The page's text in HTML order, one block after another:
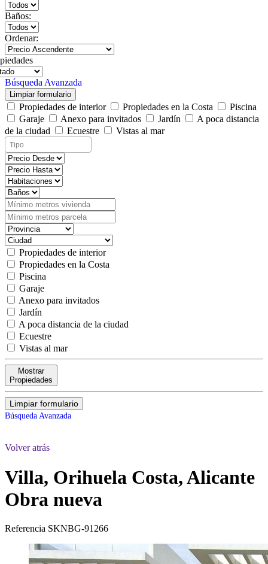
Baños:
Ordenar:
Búsqueda Avanzada
Limpiar formulario
Propiedades de interior Propiedades en la Costa
Piscina
Garaje
Anexo para invitados Jardín
A poca distancia
de la ciudad
Ecuestre Vistas al mar
Propiedades de interior
Propiedades en la Costa
Piscina
Garaje
Anexo para invitados
Jardín
A poca distancia de la ciudad
Ecuestre
Vistas al mar
Mostrar
Propiedades
Limpiar formulario
Búsqueda Avanzada
Volver atrás
Villa, Orihuela Costa, Alicante
Obra nueva
Referencia SKNBG-91266